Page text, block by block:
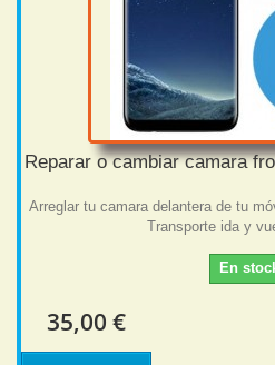
Reparar o cambiar camara
Arreglar tu camara delantera de tu
Transporte ida y
En
35,00 €